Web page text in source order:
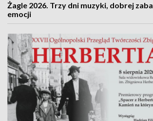
Żagle 2026. Trzy dni muzyki, dobrej
emocji